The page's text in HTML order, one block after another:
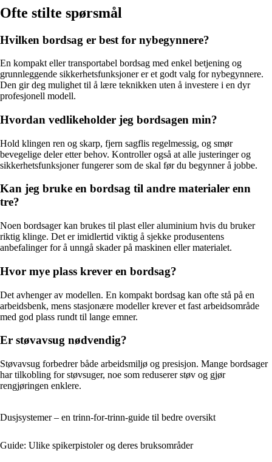
Ofte stilte spørsmål
Hvilken bordsag er best for nybegynnere?
En kompakt eller transportabel bordsag med enkel betjening og
grunnleggende sikkerhetsfunksjoner er et godt valg for nybegynnere.
Den gir deg mulighet til å lære teknikken uten å investere i en dyr
profesjonell modell.
Hvordan vedlikeholder jeg bordsagen min?
Hold klingen ren og skarp, fjern sagflis regelmessig, og smør
bevegelige deler etter behov. Kontroller også at alle justeringer og
sikkerhetsfunksjoner fungerer som de skal før du begynner å jobbe.
Kan jeg bruke en bordsag til andre materialer enn
tre?
Noen bordsager kan brukes til plast eller aluminium hvis du bruker
riktig klinge. Det er imidlertid viktig å sjekke produsentens
anbefalinger for å unngå skader på maskinen eller materialet.
Hvor mye plass krever en bordsag?
Det avhenger av modellen. En kompakt bordsag kan ofte stå på en
arbeidsbenk, mens stasjonære modeller krever et fast arbeidsområde
med god plass rundt til lange emner.
Er støvavsug nødvendig?
Støvavsug forbedrer både arbeidsmiljø og presisjon. Mange bordsager
har tilkobling for støvsuger, noe som reduserer støv og gjør
rengjøringen enklere.
Dusjsystemer – en trinn-for-trinn-guide til bedre oversikt
Guide: Ulike spikerpistoler og deres bruksområder